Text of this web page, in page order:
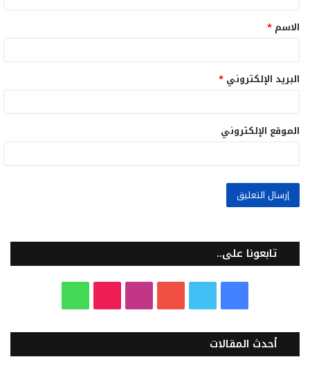
ق
*
الاسم *
البريد الإلكتروني *
الموقع الإلكتروني
تابعونا على..
س
ي
ت
س
k
ت
أحدث المقالات